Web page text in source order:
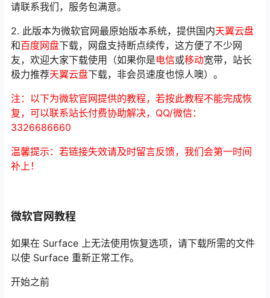
请联系我们，服务包满意。
2. 此版本为微软官网最原始版本系统，提供国内天翼云盘
和百度网盘下载，网盘支持断点续传，这方便了不少网
友，欢迎大家下载使用（如果你是电信或移动宽带，站长
极力推荐天翼云盘下载，非会员速度也惊人噢）。
注：以下为微软官网提供的教程，若按此教程不能完成恢
复，可以联系站长付费协助解决，QQ/微信：
3326686660
温馨提示：若链接失效请及时留言反馈，我们会第一时间
补上！
微软官网教程
如果在 Surface 上无法使用恢复选项，请下载所需的文件
以使 Surface 重新正常工作。
开始之前